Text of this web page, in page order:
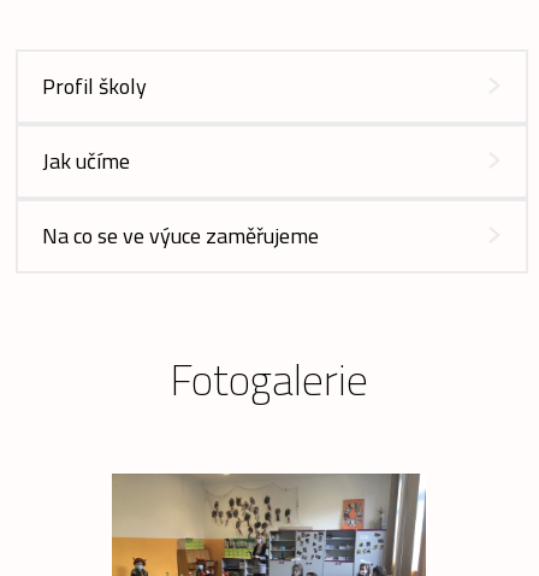
Profil školy
Jak učíme
Na co se ve výuce zaměřujeme
Fotogalerie